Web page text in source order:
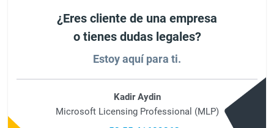
¿Eres cliente de una empresa
o tienes dudas legales?
Estoy aquí para ti.
Kadir Aydin
Microsoft Licensing Professional (MLP)